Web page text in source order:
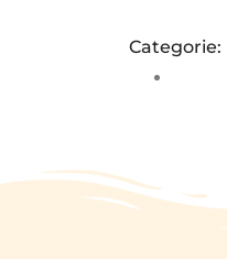
Categorie: